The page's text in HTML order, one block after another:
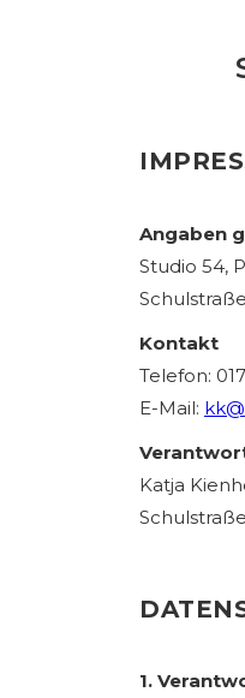
Angaben
Studio 54,
Kontakt
Telefon:
E-Mail:
Katja
1.